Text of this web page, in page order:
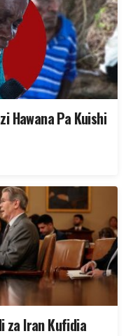
Hawana Pa Kuishi
za Iran Kufidia